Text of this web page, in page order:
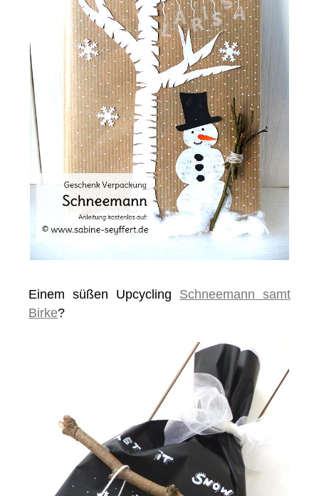
Einem süßen Upcycling Schneemann samt
Birke?